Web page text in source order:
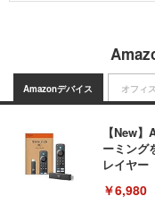
Amazonデバイス
【New
ーミング
レイヤー
￥6,980
オフィ